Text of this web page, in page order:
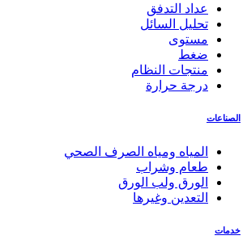
عداد التدفق
تحليل السائل
مستوى
ضغط
منتجات النظام
درجة حرارة
الصناعات
المياه ومياه الصرف الصحي
طعام وشراب
الورق ولب الورق
التعدين وغيرها
خدمات